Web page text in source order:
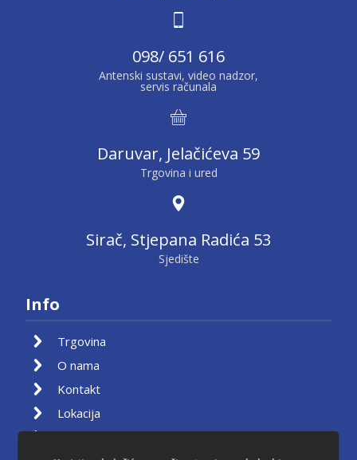
098/ 651 616
Antenski sustavi, video nadzor,
servis računala
Daruvar, Jelačićeva 59
Trgovina i ured
Sirač, Stjepana Radića 53
Sjedište
Info
Trgovina
O nama
Kontakt
Lokacija